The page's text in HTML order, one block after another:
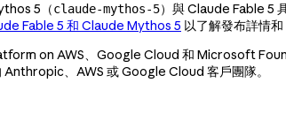
5（claude-mythos-5）與 Claude Fable 5
Fable 5 和 Claude Mythos 5 以了解發布詳情和
on AWS、Google Cloud 和 Microsoft
、AWS 或 Google Cloud 客戶團隊。